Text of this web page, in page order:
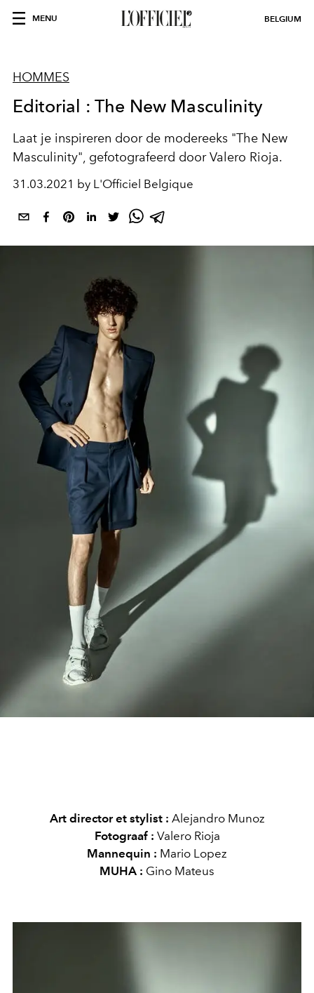
MENU BELGIUM
HOMMES
Editorial : The New Masculinity
Laat je inspireren door de modereeks "The New
Masculinity", gefotografeerd door Valero Rioja.
31.03.2021 by L'Officiel Belgique
Art director et stylist : Alejandro Munoz
Fotograaf : Valero Rioja
Mannequin : Mario Lopez
MUHA : Gino Mateus